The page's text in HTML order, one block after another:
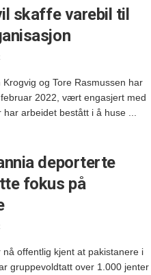
skaffe varebil til
og Tore Rasmussen har
2022, vært engasjert med
arbeidet bestått i å huse ...
deporterte
fokus på
offentlig kjent at pakistanere i
gruppevoldtatt over 1.000 jenter